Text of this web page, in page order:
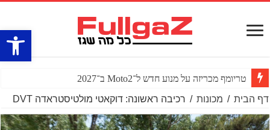
פתח
טריומף מכריזה על מנוע חדש ל־Moto2 ב־2027
דף הבית / מכונות / רכיבה ראשונה: דוקאטי מולטיסטראדה DVT